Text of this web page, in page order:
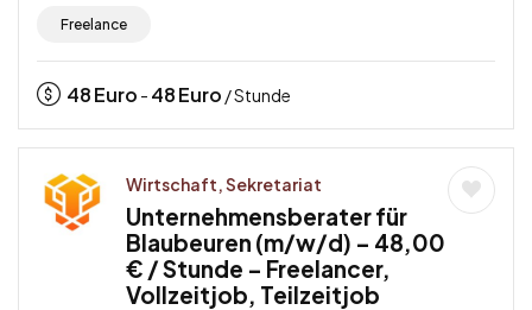
Freelance
48Euro - 48Euro / Stunde
Wirtschaft, Sekretariat
Unternehmensberater für
Blaubeuren (m/w/d) – 48,00
€ / Stunde – Freelancer,
Vollzeitjob, Teilzeitjob